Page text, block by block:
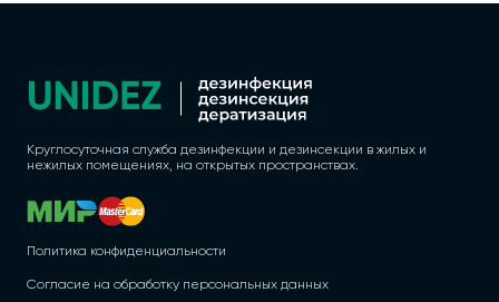
Круглосуточная служба дезинфекции и дезинсекции в жилых и
нежилых помещениях, на открытых пространствах.
Политика конфиденциальности
Согласие на обработку персональных данных